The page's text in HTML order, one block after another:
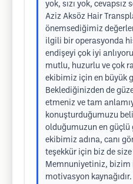
yok, sızı yok, cevapsız
Aziz Aksöz Hair
önemsediğimiz
ilgili bir operasyonda
endişeyi çok iyi
mutlu, huzurlu ve çok
ekibimiz için en büyük
Beklediğinizden de
etmeniz ve tam
konuşturduğumuzu
olduğumuzun en güçlü
ekibimiz adına, canı
teşekkür için biz de
Memnuniyetiniz, bizim
motivasyon